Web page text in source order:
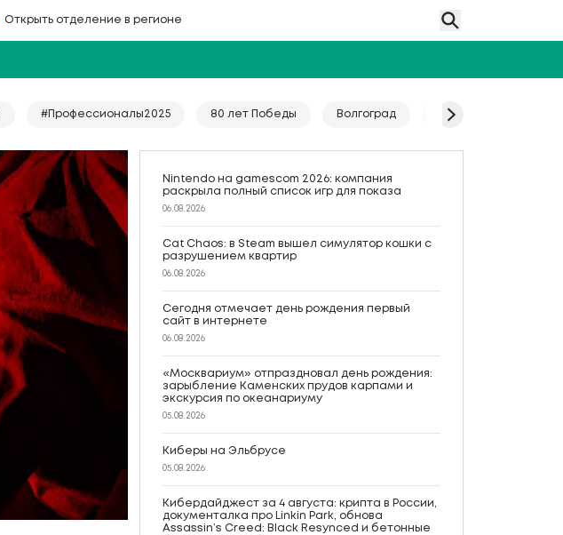
Открыть отделение в регионе
#Профессионалы2025 80 лет Победы Волгоград Гайд
Nintendo на gamescom 2026: компания
раскрыла полный список игр для показа
06.08.2026
Cat Chaos: в Steam вышел симулятор кошки с
разрушением квартир
06.08.2026
Сегодня отмечает день рождения первый
сайт в интернете
06.08.2026
«Москвариум» отпраздновал день рождения:
зарыбление Каменских прудов карпами и
экскурсия по океанариуму
05.08.2026
Киберы на Эльбрусе
05.08.2026
Кибердайджест за 4 августа: крипта в России,
документалка про Linkin Park, обнова
Assassin’s Creed: Black Resynced и бетонные